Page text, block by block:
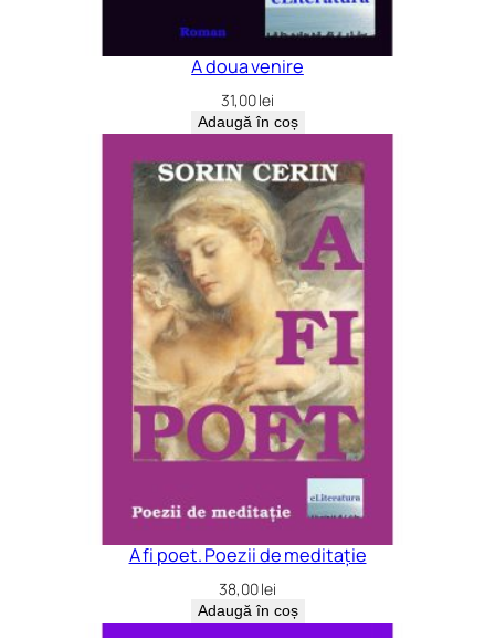
A doua venire
31,00lei
Adaugă în coș
A fi poet. Poezii de meditație
38,00lei
Adaugă în coș